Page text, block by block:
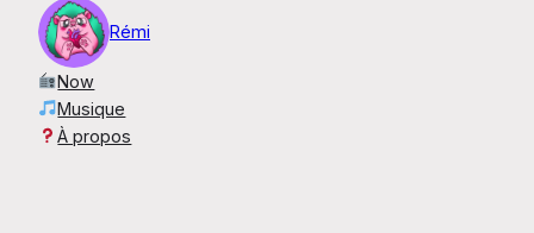
Rémi
Now
Musique
À propos